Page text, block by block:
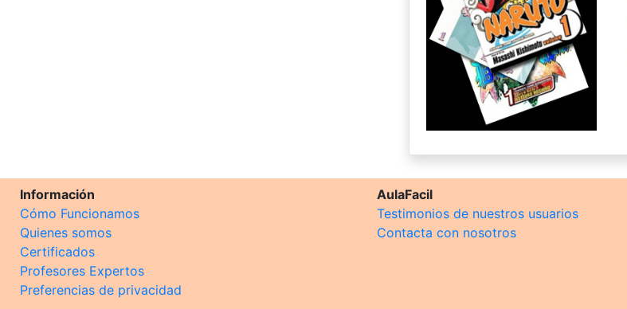
Información
Cómo Funcionamos
Quienes somos
Certificados
Profesores Expertos
Preferencias de privacidad
AulaFacil
Testimonios de nuestros usuarios
Contacta con nosotros